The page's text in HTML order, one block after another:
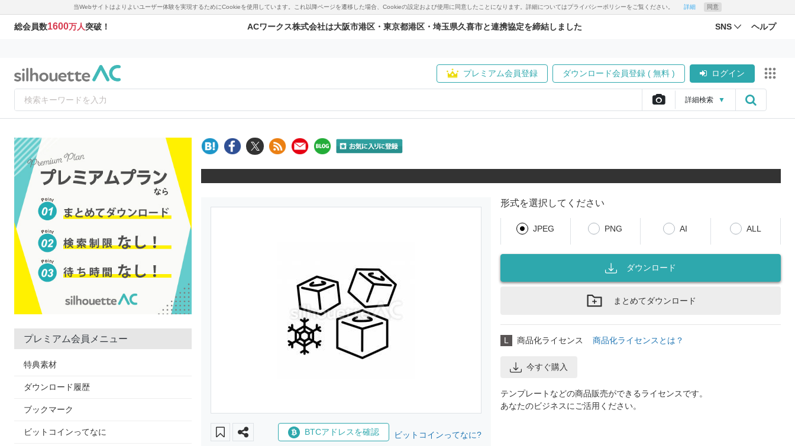
当Webサイトはよりよいユーザー体験を実現するためにCookieを使用しています。これ以降ページを遷移した場合、Cookieの設定および使用に同意したことになります。詳細についてはプライバシーポリシーをご覧ください。 詳細 同意
総会員数1600万人突破！ ACワークス株式会社は大阪市港区・東京都港区・埼玉県久喜市と連携協定を締結しました SNS ヘルプ
プレミアム会員登録 ダウンロード会員登録 ( 無料 ) ログイン
詳細検索 ▼
プレミアム会員メニュー
特典素材
ダウンロード履歴
ブックマーク
ビットコインってなに BTCアドレスを確認 ビットコインってなに?
形式を選択してください
JPEG PNG AI ALL
ダウンロード
まとめてダウンロード
L 商品化ライセンス 商品化ライセンスとは？
今すぐ購入
テンプレートなどの商品販売ができるライセンスです。
あなたのビジネスにご活用ください。